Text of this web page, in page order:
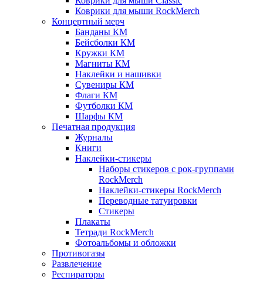
Коврики для мыши RockMerch
Концертный мерч
Банданы КМ
Бейсболки КМ
Кружки КМ
Магниты КМ
Наклейки и нашивки
Сувениры КМ
Флаги КМ
Футболки КМ
Шарфы КМ
Печатная продукция
Журналы
Книги
Наклейки-стикеры
Наборы стикеров с рок-группами
RockMerch
Наклейки-стикеры RockMerch
Переводные татуировки
Стикеры
Плакаты
Тетради RockMerch
Фотоальбомы и обложки
Противогазы
Развлечение
Респираторы